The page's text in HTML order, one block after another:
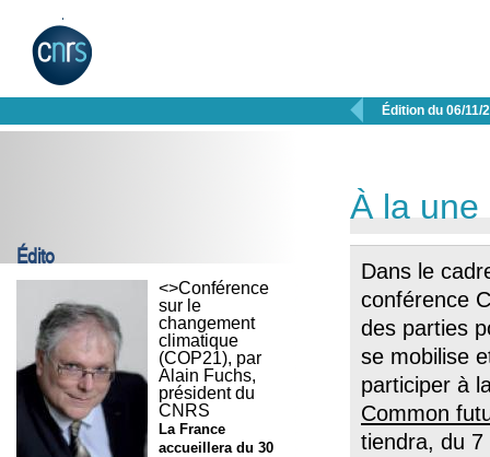
 Édition du 06/11/
Édito
<>Conférence
sur le
changement
climatique
(COP21), par
Alain Fuchs,
président du
CNRS
La France
accueillera du 30
À la une
Dans le
conférence
des parties
se mobilise
participer à
Common
tiendra, du 7